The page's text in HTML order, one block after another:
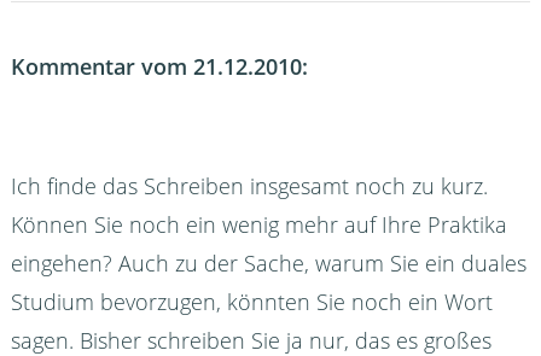
Kommentar vom 21.12.2010:
Ich finde das Schreiben insgesamt noch zu kurz.
Können Sie noch ein wenig mehr auf Ihre Praktika
eingehen? Auch zu der Sache, warum Sie ein duales
Studium bevorzugen, könnten Sie noch ein Wort
sagen. Bisher schreiben Sie ja nur, das es großes